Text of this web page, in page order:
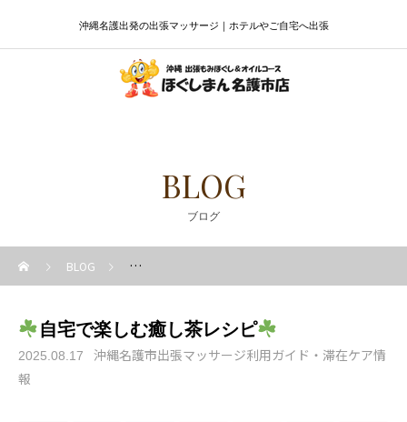
沖縄名護出発の出張マッサージ｜ホテルやご自宅へ出張
BLOG
ブログ
BLOG 沖縄名護市出張マッサージ利用ガイド・滞在ケア情報
自宅で楽しむ癒し茶レシピ
2025.08.17
沖縄名護市出張マッサージ利用ガイド・滞在ケア情
報